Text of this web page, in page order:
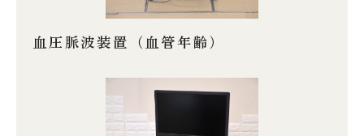
血圧脈波装置（血管年齢）